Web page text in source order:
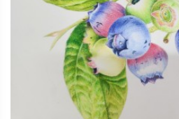
보태니컬아트
2025.12.16오산한국문화센터